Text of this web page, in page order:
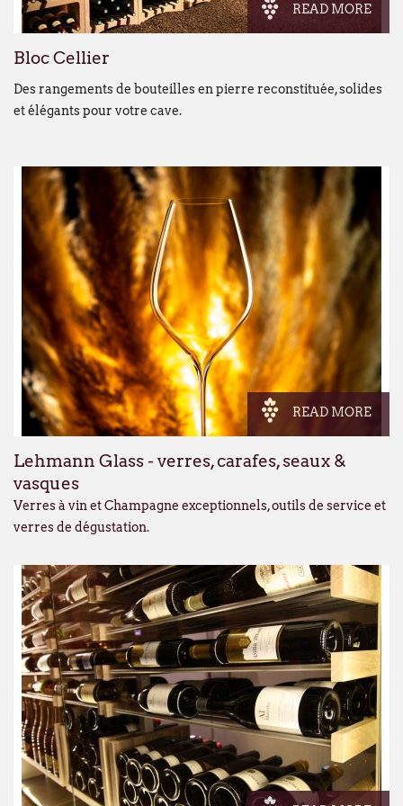
READ MORE
Bloc Cellier
Des rangements de bouteilles en pierre reconstituée, solides
et élégants pour votre cave.
READ MORE
Lehmann Glass - verres, carafes, seaux &
vasques
Verres à vin et Champagne exceptionnels, outils de service et
verres de dégustation.